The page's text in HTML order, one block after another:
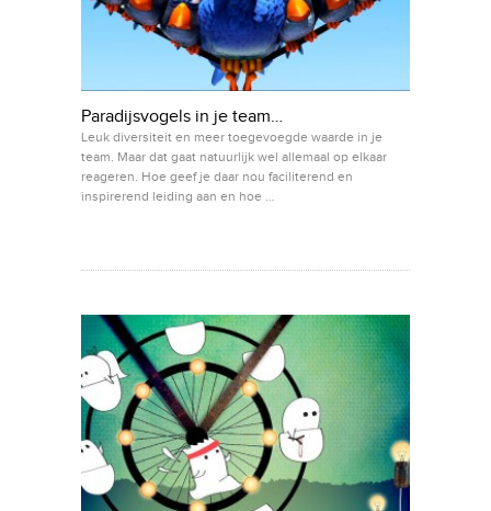
Paradijsvogels in je team…
Leuk diversiteit en meer toegevoegde waarde in je
team. Maar dat gaat natuurlijk wel allemaal op elkaar
reageren. Hoe geef je daar nou faciliterend en
inspirerend leiding aan en hoe …